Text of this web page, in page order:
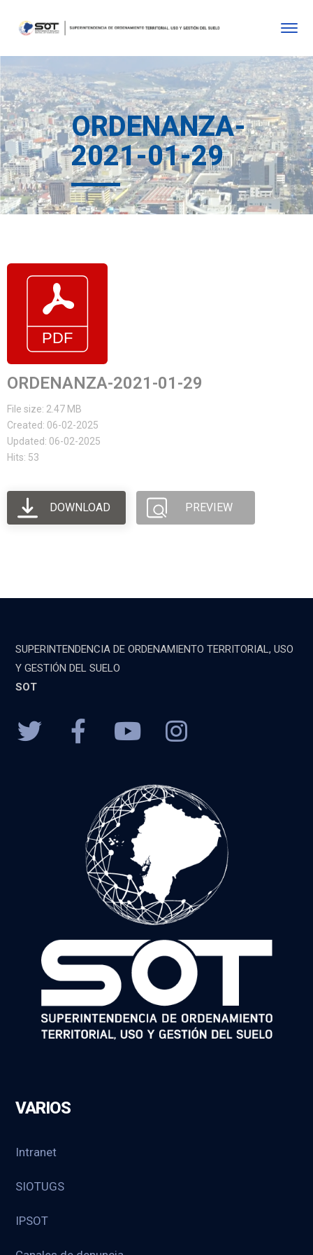
ORDENANZA-
2021-01-29
ORDENANZA-2021-01-29
File size: 2.47 MB
Created: 06-02-2025
Updated: 06-02-2025
Hits: 53
DOWNLOAD PREVIEW
SUPERINTENDENCIA DE ORDENAMIENTO TERRITORIAL, USO
Y GESTIÓN DEL SUELO
SOT
VARIOS
Intranet
SIOTUGS
IPSOT